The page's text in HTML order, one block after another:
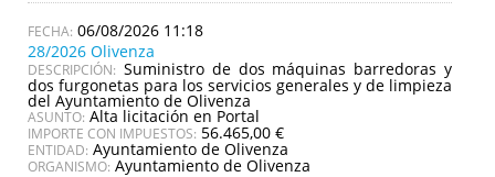
06/08/2026 11:18
28/2026 Olivenza
DESCRIPCIÓN: Suministro de dos máquinas barredoras y
dos furgonetas para los servicios generales y de limpieza
del Ayuntamiento de Olivenza
ASUNTO: Alta licitación en Portal
IMPORTE CON IMPUESTOS: 56.465,00 €
ENTIDAD: Ayuntamiento de Olivenza
ORGANISMO: Ayuntamiento de Olivenza